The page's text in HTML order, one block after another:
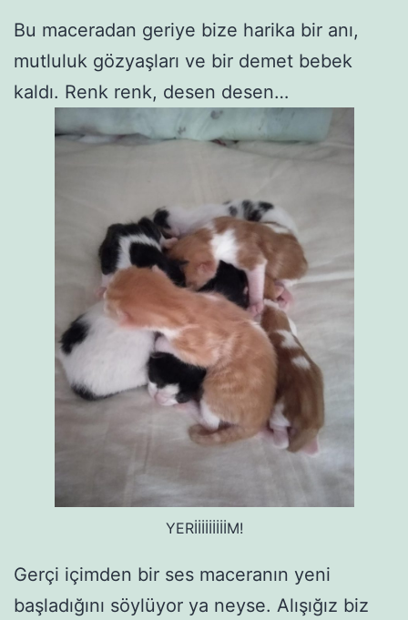
Bu maceradan geriye bize harika bir anı,
mutluluk gözyaşları ve bir demet bebek
kaldı. Renk renk, desen desen…
YERİİİİİİİİİM!
Gerçi içimden bir ses maceranın yeni
başladığını söylüyor ya neyse. Alışığız biz